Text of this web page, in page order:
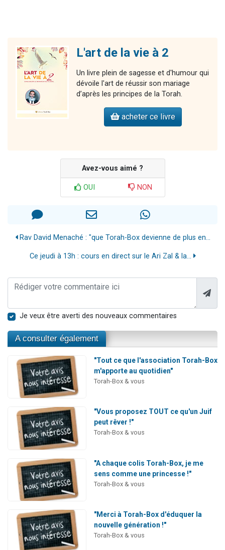
L'art de la vie à 2
Un livre plein de sagesse et d'humour qui
dévoile l'art de réussir son mariage
d’après les principes de la Torah.
acheter ce livre
Avez-vous aimé ?
OUI NON
Rav David Menaché : "que Torah-Box devienne de plus en...
Ce jeudi à 13h : cours en direct sur le Ari Zal & la...
Je veux être averti des nouveaux commentaires
A consulter également
"Tout ce que l'association Torah-Box
m'apporte au quotidien"
Torah-Box & vous
"Vous proposez TOUT ce qu'un Juif
peut rêver !"
Torah-Box & vous
"A chaque colis Torah-Box, je me
sens comme une princesse !"
Torah-Box & vous
"Merci à Torah-Box d'éduquer la
nouvelle génération !"
Torah-Box & vous